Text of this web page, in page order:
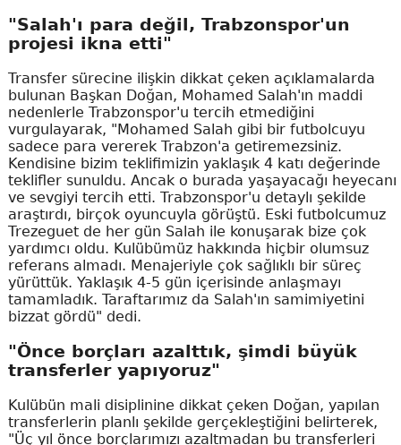
"Salah'ı para değil, Trabzonspor'un
projesi ikna etti"
Transfer sürecine ilişkin dikkat çeken açıklamalarda
bulunan Başkan Doğan, Mohamed Salah'ın maddi
nedenlerle Trabzonspor'u tercih etmediğini
vurgulayarak, "Mohamed Salah gibi bir futbolcuyu
sadece para vererek Trabzon'a getiremezsiniz.
Kendisine bizim teklifimizin yaklaşık 4 katı değerinde
teklifler sunuldu. Ancak o burada yaşayacağı heyecanı
ve sevgiyi tercih etti. Trabzonspor'u detaylı şekilde
araştırdı, birçok oyuncuyla görüştü. Eski futbolcumuz
Trezeguet de her gün Salah ile konuşarak bize çok
yardımcı oldu. Kulübümüz hakkında hiçbir olumsuz
referans almadı. Menajeriyle çok sağlıklı bir süreç
yürüttük. Yaklaşık 4-5 gün içerisinde anlaşmayı
tamamladık. Taraftarımız da Salah'ın samimiyetini
bizzat gördü" dedi.
"Önce borçları azalttık, şimdi büyük
transferler yapıyoruz"
Kulübün mali disiplinine dikkat çeken Doğan, yapılan
transferlerin planlı şekilde gerçekleştiğini belirterek,
"Üç yıl önce borçlarımızı azaltmadan bu transferleri